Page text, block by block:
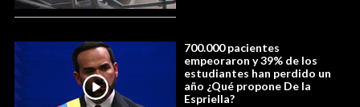
700.000 pacientes
empeoraron y 39% de los
estudiantes han perdido un
año ¿Qué propone De la
Espriella?